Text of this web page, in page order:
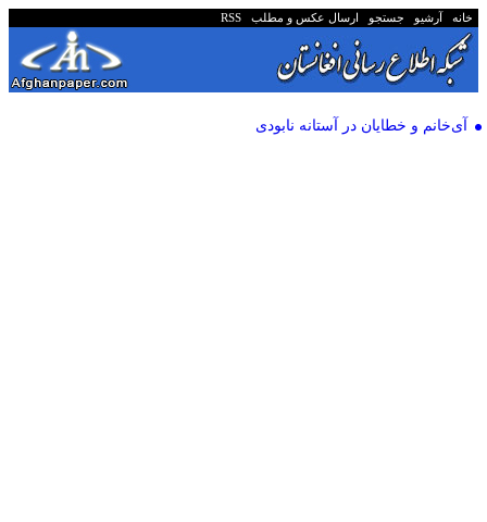
خانه آرشیو جستجو ارسال عکس و مطلب RSS
آی‌خانم و خطایان در آستانه نابودی